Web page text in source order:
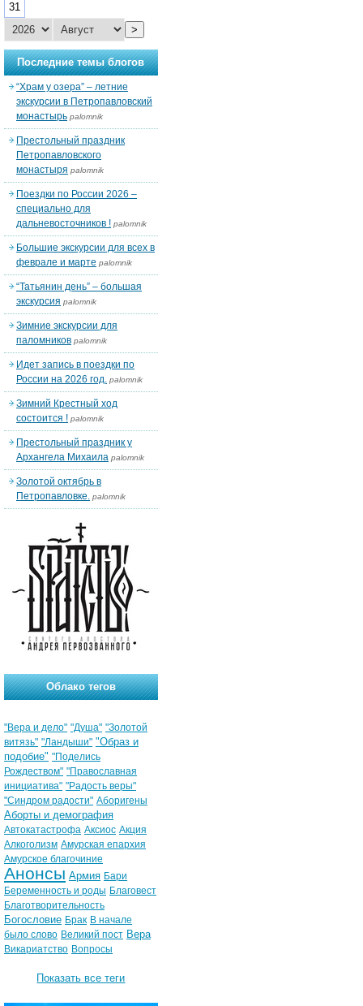
31
>
Последние темы блогов
“Храм у озера” – летние
экскурсии в Петропавловский
монастырь palomnik
Престольный праздник
Петропавловского
монастыря palomnik
Поездки по России 2026 –
специально для
дальневосточников ! palomnik
Большие экскурсии для всех в
феврале и марте palomnik
“Татьянин день” – большая
экскурсия palomnik
Зимние экскурсии для
паломников palomnik
Идет запись в поездки по
России на 2026 год. palomnik
Зимний Крестный ход
состоится ! palomnik
Престольный праздник у
Архангела Михаила palomnik
Золотой октябрь в
Петропавловке. palomnik
Облако тегов
"Вера и дело" "Душа" "Золотой
витязь" "Ландыши" "Образ и
подобие" "Поделись
Рождеством" "Православная
инициатива" "Радость веры"
"Синдром радости" Аборигены
Аборты и демография
Автокатастрофа Аксиос Акция
Алкоголизм Амурская епархия
Амурское благочиние
Анонсы Армия Бари
Беременность и роды Благовест
Благотворительность
Богословие Брак В начале
было слово Великий пост Вера
Викариатство Вопросы
Показать все теги